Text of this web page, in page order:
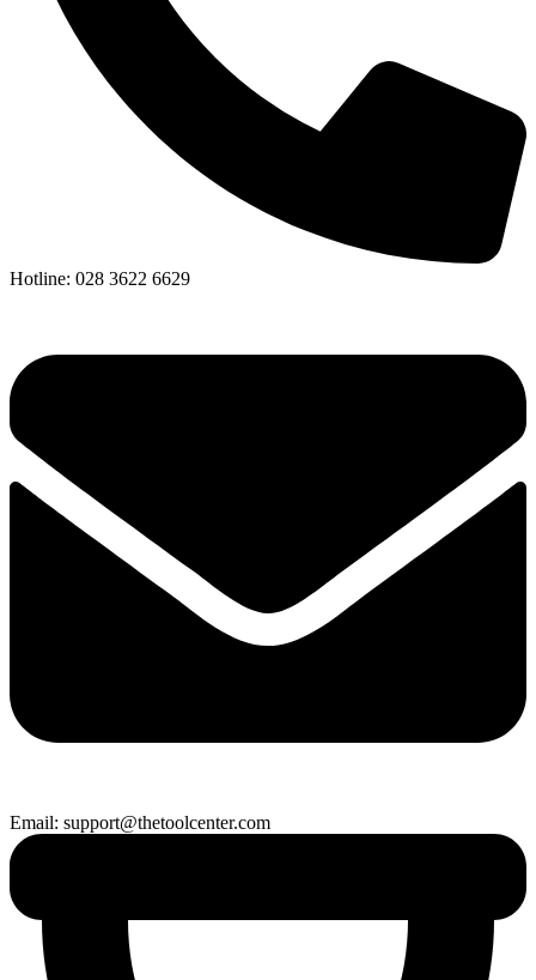
Hotline: 028 3622 6629
Email: support@thetoolcenter.com